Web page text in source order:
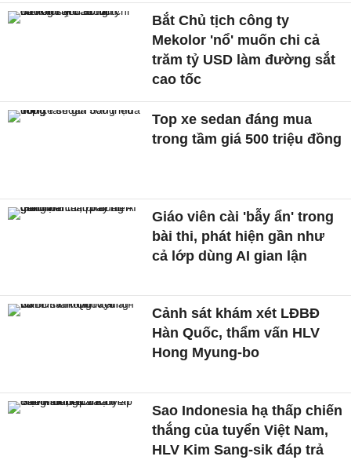
Bắt Chủ tịch công ty
Mekolor 'nổ' muốn chi cả
trăm tỷ USD làm đường sắt
cao tốc
Top xe sedan đáng mua
trong tầm giá 500 triệu đồng
Giáo viên cài 'bẫy ẩn' trong
bài thi, phát hiện gần như
cả lớp dùng AI gian lận
Cảnh sát khám xét LĐBĐ
Hàn Quốc, thẩm vấn HLV
Hong Myung-bo
Sao Indonesia hạ thấp chiến
thắng của tuyển Việt Nam,
HLV Kim Sang-sik đáp trả